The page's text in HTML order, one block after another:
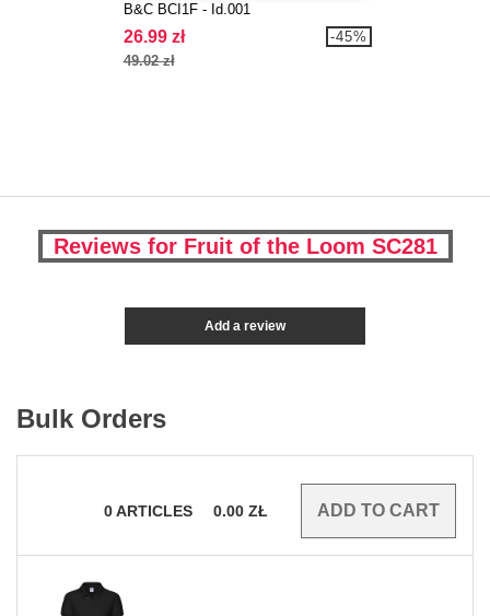
B&C BCI1F - Id.001
26.99 zł
49.02 zł
-45%
Reviews for Fruit of the Loom SC281
Add a review
Bulk Orders
0ARTICLES 0.00 ZŁ